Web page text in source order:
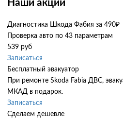
Наши акции
Диагностика Шкода Фабия за 490₽
Проверка авто по 43 параметрам
539 руб
Записаться
Бесплатный эвакуатор
При ремонте Skoda Fabia ДВС,
МКАД в подарок.
Записаться
Сделаем дешевле